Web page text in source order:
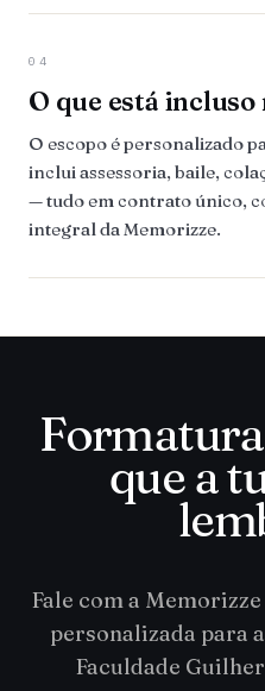
04
O que está
O escopo é personalizado
inclui assessoria, baile,
— tudo em contrato único,
integral da Memorizze.
que a
Fale com a
personalizada para
Faculdade